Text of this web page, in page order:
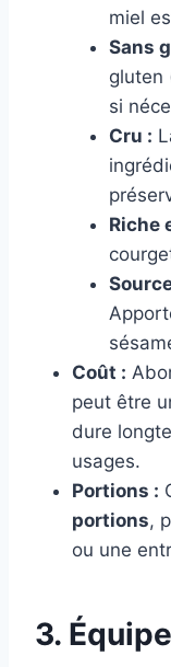
miel
Sans
gluten
si
Cru :
Riche
Coût :
peut être
dure
usages.
Portions :
portions,
ou une
3.